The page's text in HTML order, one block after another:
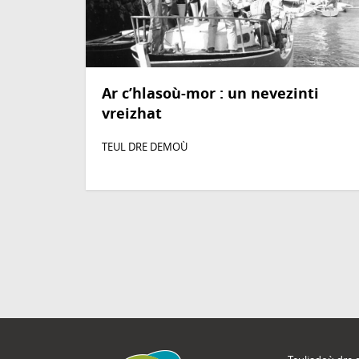
Ar c’hlasoù-mor : un nevezinti
vreizhat
TEUL DRE DEMOÙ